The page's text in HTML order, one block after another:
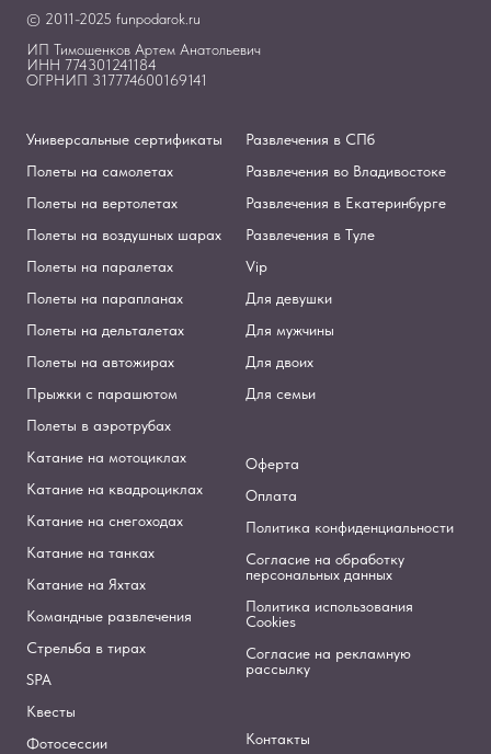
© 2011-2025 funpodarok.ru
ИП Тимошенков Артем Анатольевич
ИНН 774301241184
ОГРНИП 317774600169141
Универсальные сертификаты
Полеты на самолетах
Полеты на вертолетах
Полеты на воздушных шарах
Полеты на паралетах
Полеты на парапланах
Полеты на дельталетах
Полеты на автожирах
Прыжки с парашютом
Полеты в аэротрубах
Катание на мотоциклах
Катание на квадроциклах
Катание на снегоходах
Катание на танках
Катание на Яхтах
Командные развлечения
Стрельба в тирах
SPA
Квесты
Фотосессии
Развлечения в СПб
Развлечения во Владивостоке
Развлечения в Екатеринбурге
Развлечения в Туле
Vip
Для девушки
Для мужчины
Для двоих
Для семьи
Оферта
Оплата
Политика конфиденциальности
Согласие на обработку
персональных данных
Политика использования
Cookies
Согласие на рекламную
рассылку
Контакты